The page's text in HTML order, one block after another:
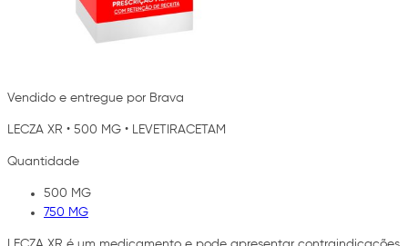
Vendido e entregue por Brava
LECZA XR • 500 MG • LEVETIRACETAM
Quantidade
500 MG
750 MG